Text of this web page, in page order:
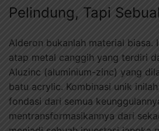
Pelindung, Tapi
Alderon bukanlah material biasa.
atap metal canggih yang terdiri
Aluzinc (aluminium-zinc) yang
batu acrylic. Kombinasi unik
fondasi dari semua
mentransformasikannya dari